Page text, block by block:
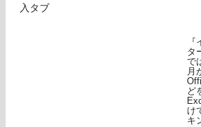
入タブ
タ
で
月
ど
け
キ